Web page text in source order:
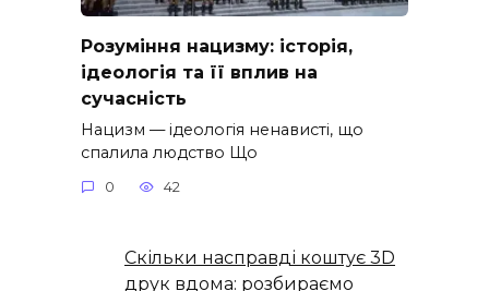
Розуміння нацизму: історія,
ідеологія та її вплив на
сучасність
Нацизм — ідеологія ненависті, що
спалила людство Що
0 42
Скільки насправді коштує 3D
друк вдома: розбираємо